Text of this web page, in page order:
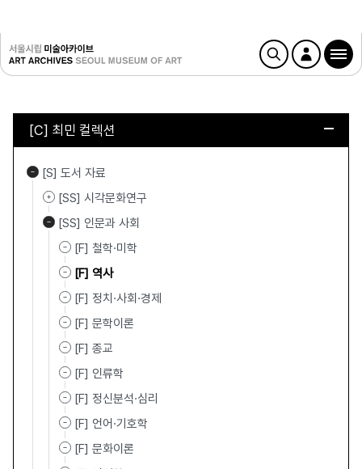
[C] 최민 컬렉션
[S] 도서 자료
[SS] 시각문화연구
[SS] 인문과 사회
[F] 철학·미학
[F] 역사
[F] 정치·사회·경제
[F] 문학이론
[F] 종교
[F] 인류학
[F] 정신분석·심리
[F] 언어·기호학
[F] 문화이론